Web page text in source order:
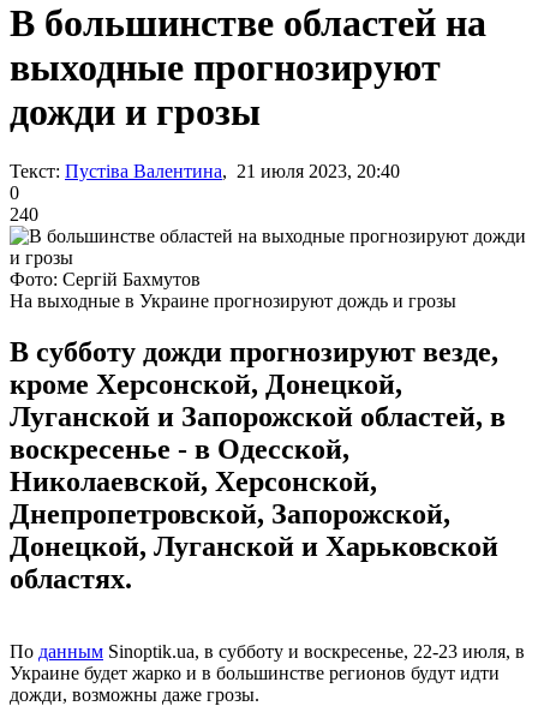
В большинстве областей на
выходные прогнозируют
дожди и грозы
Текст: Пустіва Валентина, 21 июля 2023, 20:40
0
240
Фото: Сергій Бахмутов
На выходные в Украине прогнозируют дождь и грозы
В субботу дожди прогнозируют везде,
кроме Херсонской, Донецкой,
Луганской и Запорожской областей, в
воскресенье - в Одесской,
Николаевской, Херсонской,
Днепропетровской, Запорожской,
Донецкой, Луганской и Харьковской
областях.
По данным Sinoptik.ua, в субботу и воскресенье, 22-23 июля, в
Украине будет жарко и в большинстве регионов будут идти
дожди, возможны даже грозы.